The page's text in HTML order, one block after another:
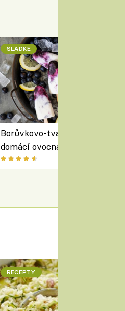
SLADKÉ
Borůvkovo-tvarohové nanuky
domácí ovocná zmrzlina na
RECEPTY